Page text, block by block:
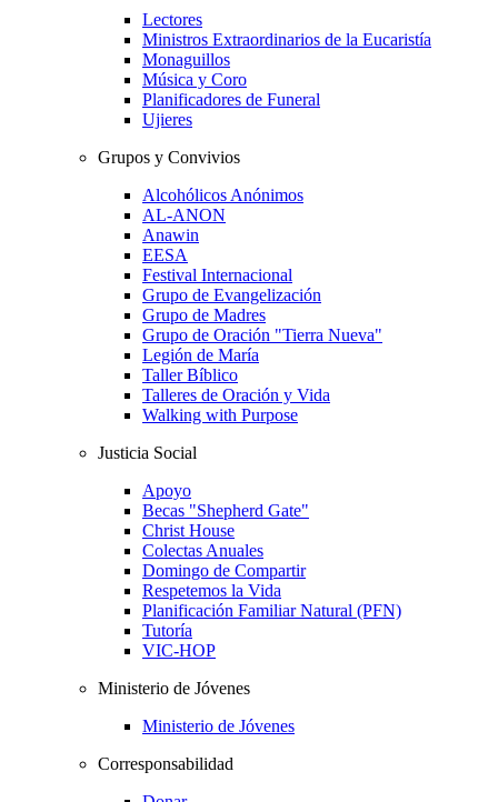
Lectores
Ministros Extraordinarios de la Eucaristía
Monaguillos
Música y Coro
Planificadores de Funeral
Ujieres
Grupos y Convivios
Alcohólicos Anónimos
AL-ANON
Anawin
EESA
Festival Internacional
Grupo de Evangelización
Grupo de Madres
Grupo de Oración "Tierra Nueva"
Legión de María
Taller Bíblico
Talleres de Oración y Vida
Walking with Purpose
Justicia Social
Apoyo
Becas "Shepherd Gate"
Christ House
Colectas Anuales
Domingo de Compartir
Respetemos la Vida
Planificación Familiar Natural (PFN)
Tutoría
VIC-HOP
Ministerio de Jóvenes
Ministerio de Jóvenes
Corresponsabilidad